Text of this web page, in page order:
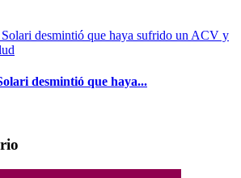
desmintió que haya...